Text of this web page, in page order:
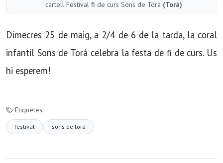
cartell Festival fi de curs Sons de Torà (Torà)
Dimecres 25 de maig, a 2/4 de 6 de la tarda, la coral
infantil Sons de Torà celebra la festa de fi de curs. Us
hi esperem!
Etiquetes:
festival sons de torà